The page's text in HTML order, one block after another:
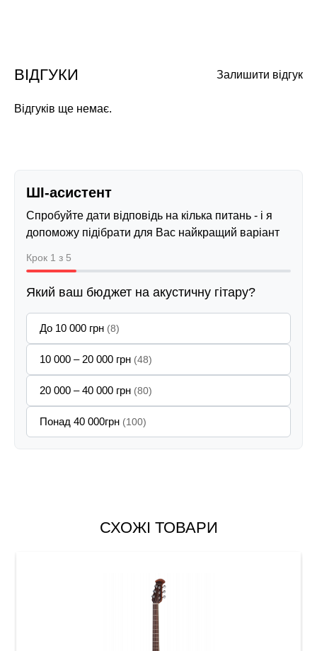
Залишити відгук
ВІДГУКИ
Відгуків ще немає.
ШІ-асистент
Спробуйте дати відповідь на кілька питань - і я
допоможу підібрати для Вас найкращий варіант
Крок 1 з 5
Який ваш бюджет на акустичну гітару?
До 10 000 грн (8)
10 000 – 20 000 грн (48)
20 000 – 40 000 грн (80)
Понад 40 000грн (100)
СХОЖІ ТОВАРИ